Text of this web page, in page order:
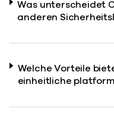
Was unterscheidet
anderen
Welche Vorteile
einheitliche